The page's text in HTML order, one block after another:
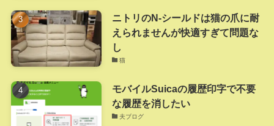
ニトリのN-シールドは猫の爪に耐
えられませんが快適すぎて問題な
し
猫
モバイルSuicaの履歴印字で不要
な履歴を消したい
夫ブログ